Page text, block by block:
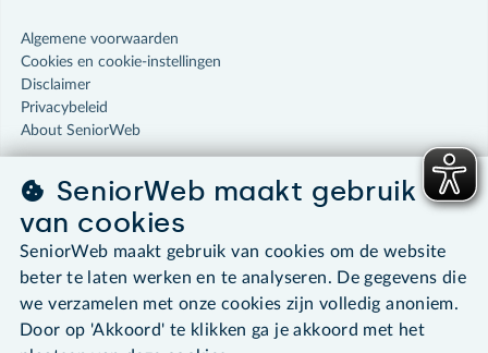
Algemene voorwaarden
Cookies en cookie-instellingen
Disclaimer
Privacybeleid
About SeniorWeb
SeniorWeb maakt gebruik
van cookies
SeniorWeb maakt gebruik van cookies om de website
beter te laten werken en te analyseren. De gegevens die
we verzamelen met onze cookies zijn volledig anoniem.
Door op 'Akkoord' te klikken ga je akkoord met het